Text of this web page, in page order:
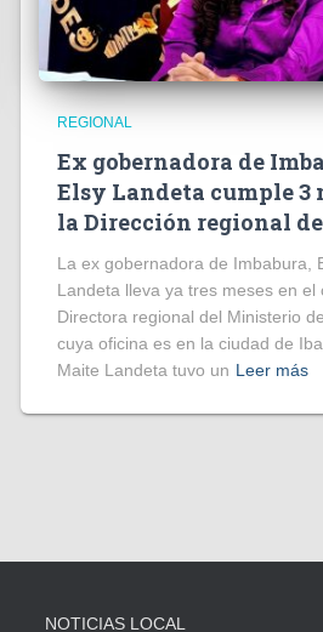
REGIONAL
Ex gobernadora de
Elsy Landeta cumple 3
la Dirección regional
La ex gobernadora de Imbabura,
Landeta lleva ya tres meses en el
Directora regional del Ministerio
cuya oficina es en la ciudad de
Maite Landeta tuvo un Leer más
NOTICIAS LOCAL